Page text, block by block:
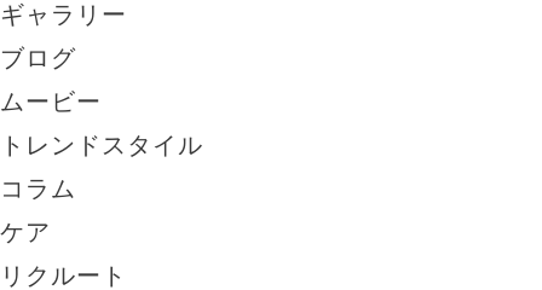
ギャラリー
ブログ
ムービー
トレンドスタイル
コラム
ケア
リクルート